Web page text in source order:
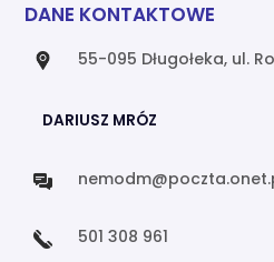
DANE KONTAKTOWE
55-095 Długołeka, ul.
DARIUSZ MRÓZ
501 308 961